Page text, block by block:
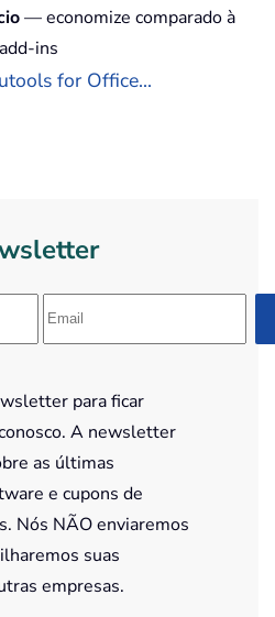
— economize comparado à
ins
for Office...
para ficar
A newsletter
as últimas
e cupons de
Nós NÃO enviaremos
suas
empresas.